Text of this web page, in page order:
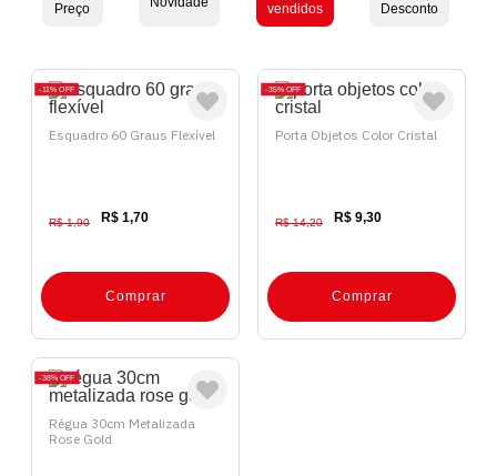
Preço
vendidos
Desconto
11% OFF
Esquadro 60 Graus Flexível
R$ 1,90 R$ 1,70
Comprar
35% OFF
Porta Objetos Color Cristal
R$ 14,20 R$ 9,30
Comprar
38% OFF
Régua 30cm Metalizada
Rose Gold